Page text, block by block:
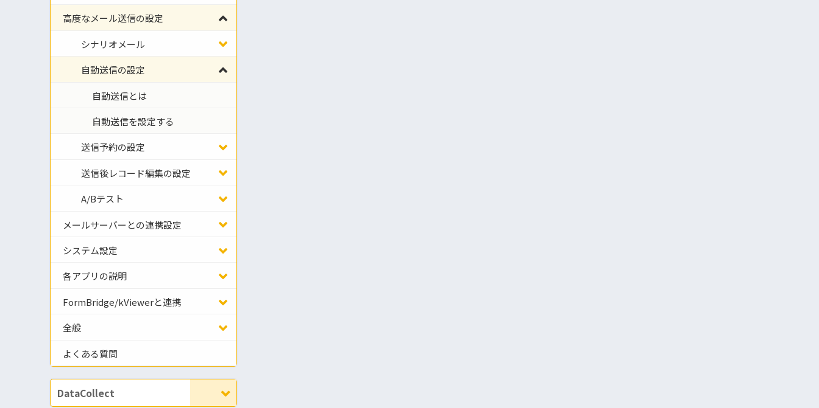
高度なメール送信の設定
シナリオメール
自動送信の設定
自動送信とは
自動送信を設定する
送信予約の設定
送信後レコード編集の設定
A/Bテスト
メールサーバーとの連携設定
システム設定
各アプリの説明
FormBridge/kViewerと連携
全般
よくある質問
DataCollect